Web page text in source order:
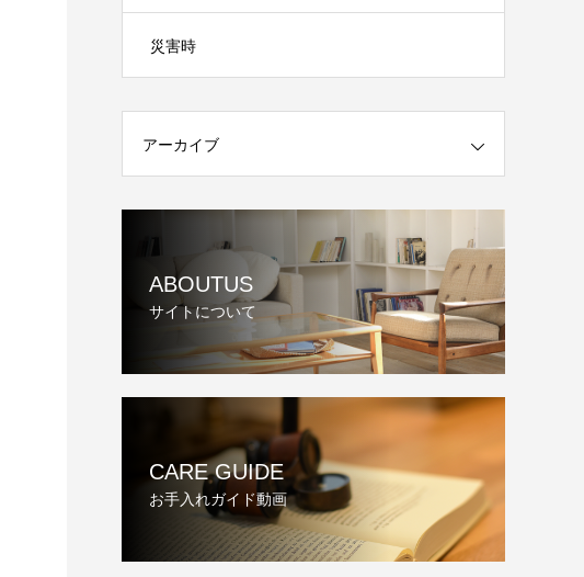
災害時
アーカイブ
ABOUTUS
サイトについて
CARE GUIDE
お手入れガイド動画